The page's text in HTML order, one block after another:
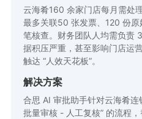
云海肴160 余家门店每月需处
最多关联50 张发票、120 份
笔核查。财务团队人均需负责
据积压严重，甚至影响门店运
触达 “人效天花板”。
解决方案
合思 AI 审批助手针对云海肴
批量审核 - 人工复核” 的流程